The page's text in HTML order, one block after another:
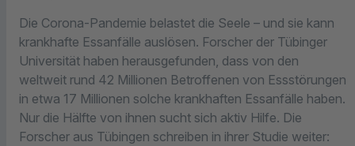
Die Corona-Pandemie belastet die Seele – und sie kann
krankhafte Essanfälle auslösen. Forscher der Tübinger
Universität haben herausgefunden, dass von den
weltweit rund 42 Millionen Betroffenen von Essstörungen
in etwa 17 Millionen solche krankhaften Essanfälle haben.
Nur die Hälfte von ihnen sucht sich aktiv Hilfe. Die
Forscher aus Tübingen schreiben in ihrer Studie weiter: